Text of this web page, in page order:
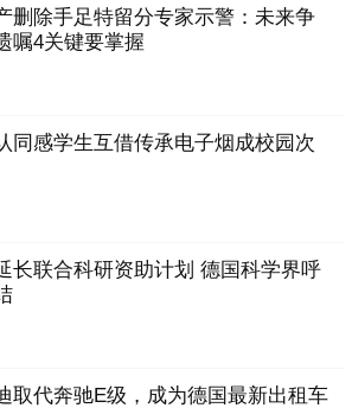
删除手足特留分专家示警：未来争
嘱4关键要掌握
同感学生互借传承电子烟成校园次
长联合科研资助计划 德国科学界呼
取代奔驰E级，成为德国最新出租车